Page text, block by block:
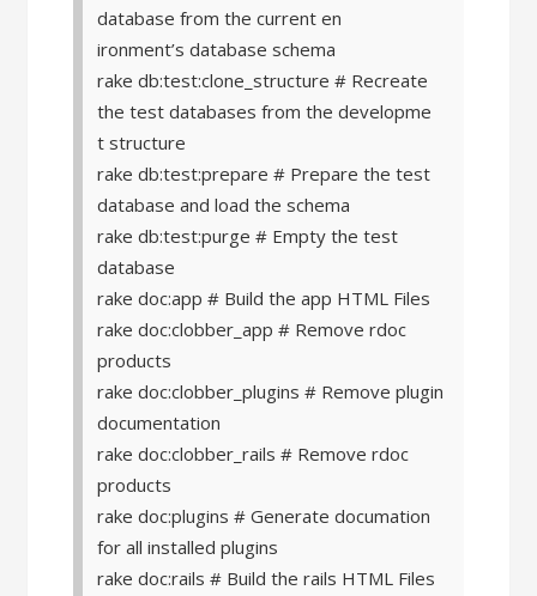
database from the current en
ironment’s database schema
rake db:test:clone_structure # Recreate
the test databases from the developme
t structure
rake db:test:prepare # Prepare the test
database and load the schema
rake db:test:purge # Empty the test
database
rake doc:app # Build the app HTML Files
rake doc:clobber_app # Remove rdoc
products
rake doc:clobber_plugins # Remove plugin
documentation
rake doc:clobber_rails # Remove rdoc
products
rake doc:plugins # Generate documation
for all installed plugins
rake doc:rails # Build the rails HTML Files